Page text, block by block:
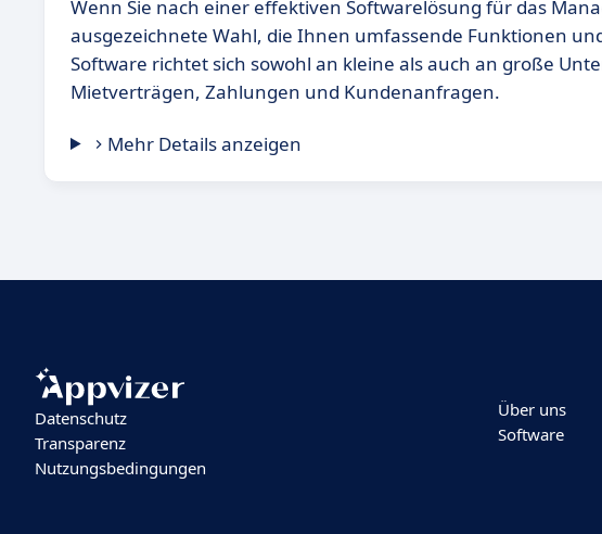
Wenn Sie nach einer effektiven Softwarelösung für das
ausgezeichnete Wahl, die Ihnen umfassende Funktionen
Software richtet sich sowohl an kleine als auch an große
Mietverträgen, Zahlungen und Kundenanfragen.
Mehr Details anzeigen
Datenschutz
Transparenz
Nutzungsbedingungen
Über uns
Software